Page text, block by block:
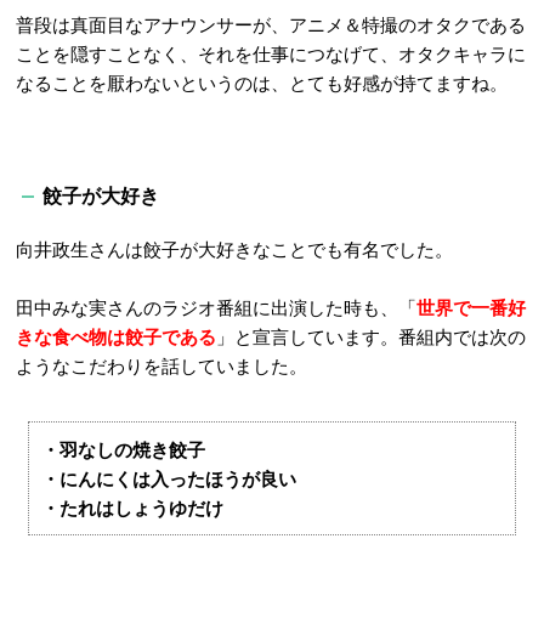
普段は真面目なアナウンサーが、アニメ＆特撮のオタクである
ことを隠すことなく、それを仕事につなげて、オタクキャラに
なることを厭わないというのは、とても好感が持てますね。
餃子が大好き
向井政生さんは餃子が大好きなことでも有名でした。
田中みな実さんのラジオ番組に出演した時も、「世界で一番好
きな食べ物は餃子である 」と宣言しています。番組内では次の
ようなこだわりを話していました。
・羽なしの焼き餃子
・にんにくは入ったほうが良い
・たれはしょうゆだけ